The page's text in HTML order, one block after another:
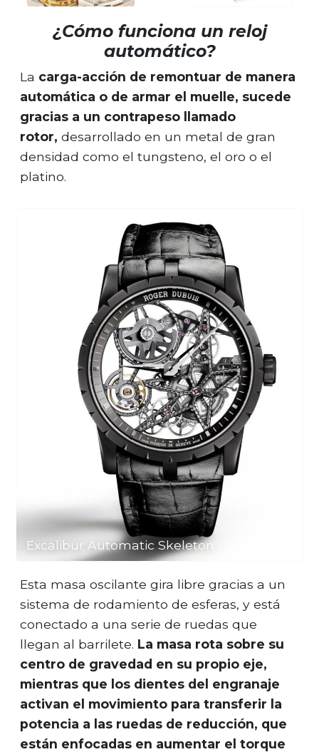
¿Cómo funciona un reloj
automático?
La carga-acción de remontuar de manera
automática o de armar el muelle, sucede
gracias a un contrapeso llamado
rotor, desarrollado en un metal de gran
densidad como el tungsteno, el oro o el
platino.
Excalibur Automatic Skeleton
Esta masa oscilante gira libre gracias a un
sistema de rodamiento de esferas, y está
conectado a una serie de ruedas que
llegan al barrilete. La masa rota sobre su
centro de gravedad en su propio eje,
mientras que los dientes del engranaje
activan el movimiento para transferir la
potencia a las ruedas de reducción, que
están enfocadas en aumentar el torque